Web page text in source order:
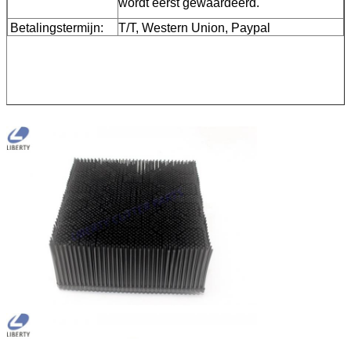
Betalingstermijn:
T/T, Western Union, Paypal